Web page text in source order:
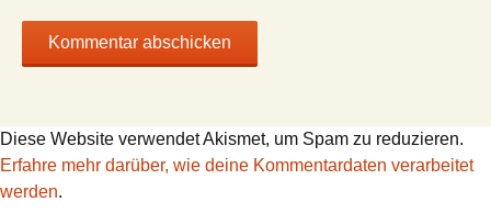
Diese Website verwendet Akismet, um Spam zu reduzieren.
Erfahre mehr darüber, wie deine Kommentardaten verarbeitet
werden.